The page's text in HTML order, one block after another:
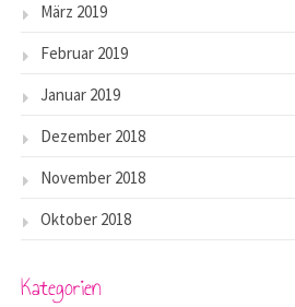
März 2019
Februar 2019
Januar 2019
Dezember 2018
November 2018
Oktober 2018
Kategorien